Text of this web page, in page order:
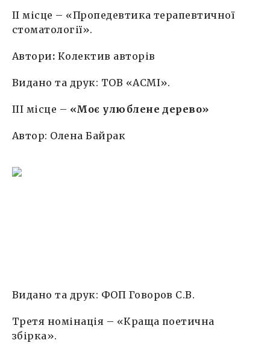
II місце – «Пропедевтика терапевтичної
стоматології».
Автори: Колектив авторів
Видано та друк: ТОВ «АСМІ».
IІI місце – «Моє улюблене дерево»
Автор: Олена Байрак
Видано та друк: ФОП Говоров С.В.
Третя номінація – «Краща поетична
збірка».